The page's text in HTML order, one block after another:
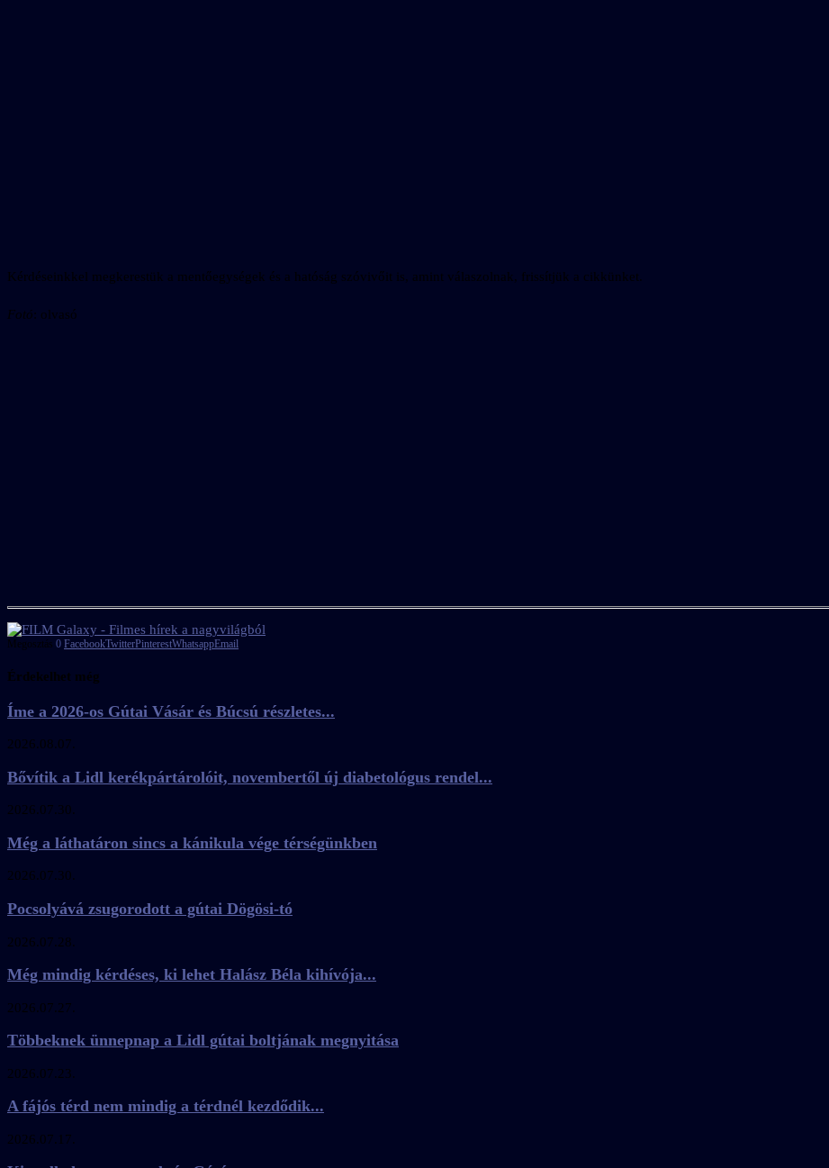
Kérdéseinkkel megkerestük a mentőegységek és a hatóság szóvivőit is, amint válaszolnak, frissítjük a cikkünket.
Fotó: olvasó
Megosztás 0 FacebookTwitterPinterestWhatsappEmail
Érdekelhet még
Íme a 2026-os Gútai Vásár és Búcsú részletes...
2026.08.07.
Bővítik a Lidl kerékpártárolóit, novembertől új diabetológus rendel...
2026.07.30.
Még a láthatáron sincs a kánikula vége térségünkben
2026.07.30.
Pocsolyává zsugorodott a gútai Dögösi-tó
2026.07.28.
Még mindig kérdéses, ki lehet Halász Béla kihívója...
2026.07.27.
Többeknek ünnepnap a Lidl gútai boltjának megnyitása
2026.07.23.
A fájós térd nem mindig a térdnél kezdődik...
2026.07.17.